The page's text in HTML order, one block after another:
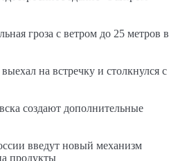
гроза с ветром до 25 метров в
на встречку и столкнулся с
создают дополнительные
введут новый механизм
продукты